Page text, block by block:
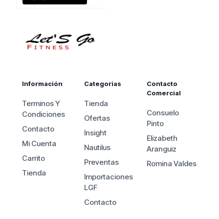
Información
Terminos Y
Condiciones
Contacto
Mi Cuenta
Carrito
Tienda
Categorias
Tienda
Ofertas
Insight
Nautilus
Preventas
Importaciones
LGF
Contacto
Contacto
Comercial
Consuelo
Pinto
Elizabeth
Aranguiz
Romina Valdes